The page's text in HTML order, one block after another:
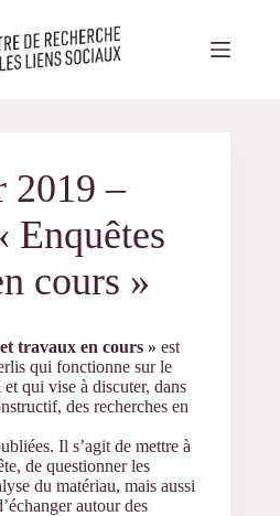
2019 –
Enquêtes
cours »
travaux en cours » est
qui fonctionne sur le
qui vise à discuter, dans
des recherches en
Il s’agit de mettre à
de questionner les
du matériau, mais aussi
autour des